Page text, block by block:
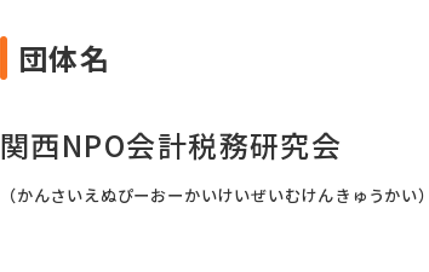
団体名
関西NPO会計税務研究会
（かんさいえぬぴーおーかいけいぜいむけんきゅうかい）